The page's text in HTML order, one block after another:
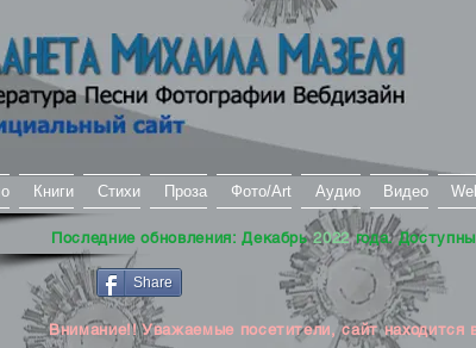
Книги Стихи Проза Фото/Art Аудио Видео
Последние обновления: Декабрь2022года.
Share
Внимание!! Уважаемые посетители, сайт находится